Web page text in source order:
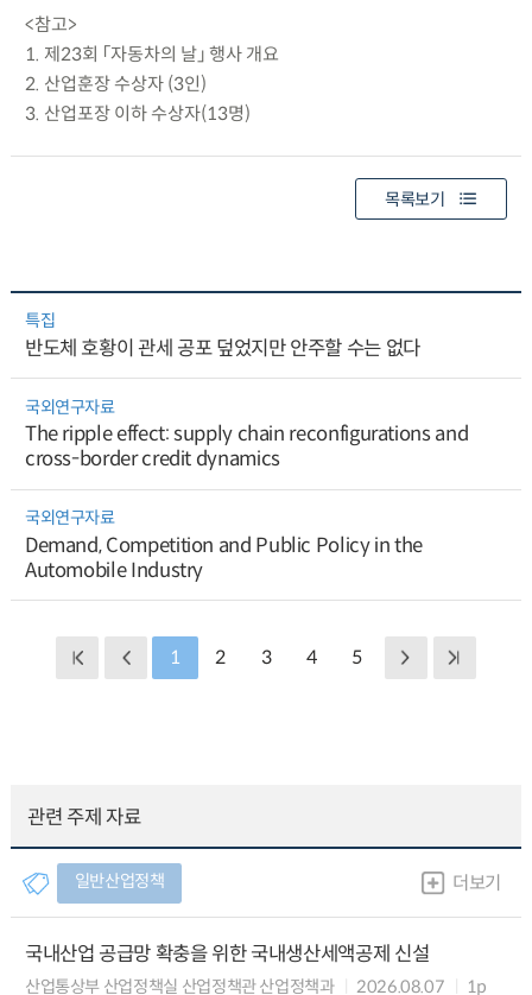
<참고>
1. 제23회 「자동차의 날」 행사 개요
2. 산업훈장 수상자 (3인)
3. 산업포장 이하 수상자(13명)
목록보기
특집
반도체 호황이 관세 공포 덮었지만 안주할 수는 없다
국외연구자료
The ripple effect: supply chain reconfigurations and
cross-border credit dynamics
국외연구자료
Demand, Competition and Public Policy in the
Automobile Industry
1 2 3 4 5
관련 주제 자료
일반산업정책 더보기
국내산업 공급망 확충을 위한 국내생산세액공제 신설
산업통상부 산업정책실 산업정책관 산업정책과 2026.08.07 1p